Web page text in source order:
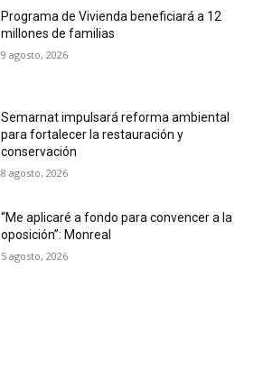
Programa de Vivienda beneficiará a 12
millones de familias
9 agosto, 2026
Semarnat impulsará reforma ambiental
para fortalecer la restauración y
conservación
8 agosto, 2026
“Me aplicaré a fondo para convencer a la
oposición”: Monreal
5 agosto, 2026